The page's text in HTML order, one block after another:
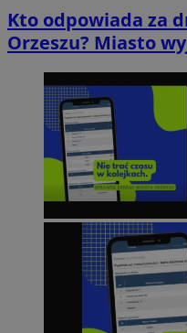
Kto odpowiada za
Orzeszu? Miasto